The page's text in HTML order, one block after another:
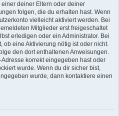
deiner Eltern oder deiner
folgen, die du erhalten hast. Wenn
vielleicht aktiviert werden. Bei
Mitglieder erst freigeschaltet
erledigen oder ein Administrator. Bei
ob eine Aktivierung nötig ist oder nicht.
den dort enthaltenen Anweisungen.
korrekt eingegeben hast oder
wurde. Wenn du dir sicher bist,
wurde, dann kontaktiere einen